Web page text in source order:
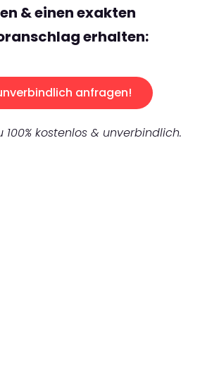
& einen exakten
erhalten:
anfragen!
kostenlos & unverbindlich.